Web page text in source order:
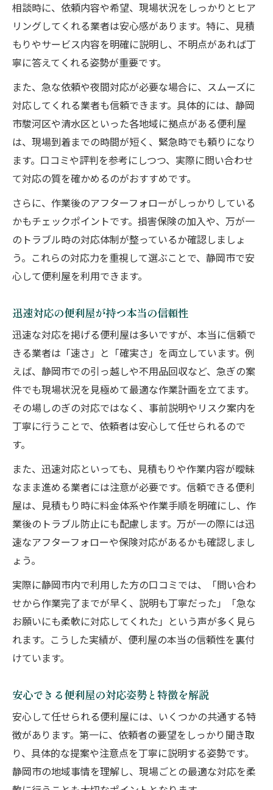
相談時に、依頼内容や希望、現場状況をしっかりとヒア
リングしてくれる業者は安心感があります。特に、見積
もりやサービス内容を明確に説明し、不明点があれば丁
寧に答えてくれる姿勢が重要です。
また、急な依頼や夜間対応が必要な場合に、スムーズに
対応してくれる業者も信頼できます。具体的には、静岡
市駿河区や清水区といった各地域に拠点がある便利屋
は、現場到着までの時間が短く、緊急時でも頼りになり
ます。口コミや評判を参考にしつつ、実際に問い合わせ
て対応の質を確かめるのがおすすめです。
さらに、作業後のアフターフォローがしっかりしている
かもチェックポイントです。損害保険の加入や、万が一
のトラブル時の対応体制が整っているか確認しましょ
う。これらの対応力を重視して選ぶことで、静岡市で安
心して便利屋を利用できます。
迅速対応の便利屋が持つ本当の信頼性
迅速な対応を掲げる便利屋は多いですが、本当に信頼で
きる業者は「速さ」と「確実さ」を両立しています。例
えば、静岡市での引っ越しや不用品回収など、急ぎの案
件でも現場状況を見極めて最適な作業計画を立てます。
その場しのぎの対応ではなく、事前説明やリスク案内を
丁寧に行うことで、依頼者は安心して任せられるので
す。
また、迅速対応といっても、見積もりや作業内容が曖昧
なまま進める業者には注意が必要です。信頼できる便利
屋は、見積もり時に料金体系や作業手順を明確にし、作
業後のトラブル防止にも配慮します。万が一の際には迅
速なアフターフォローや保険対応があるかも確認しまし
ょう。
実際に静岡市内で利用した方の口コミでは、「問い合わ
せから作業完了までが早く、説明も丁寧だった」「急な
お願いにも柔軟に対応してくれた」という声が多く見ら
れます。こうした実績が、便利屋の本当の信頼性を裏付
けています。
安心できる便利屋の対応姿勢と特徴を解説
安心して任せられる便利屋には、いくつかの共通する特
徴があります。第一に、依頼者の要望をしっかり聞き取
り、具体的な提案や注意点を丁寧に説明する姿勢です。
静岡市の地域事情を理解し、現場ごとの最適な対応を柔